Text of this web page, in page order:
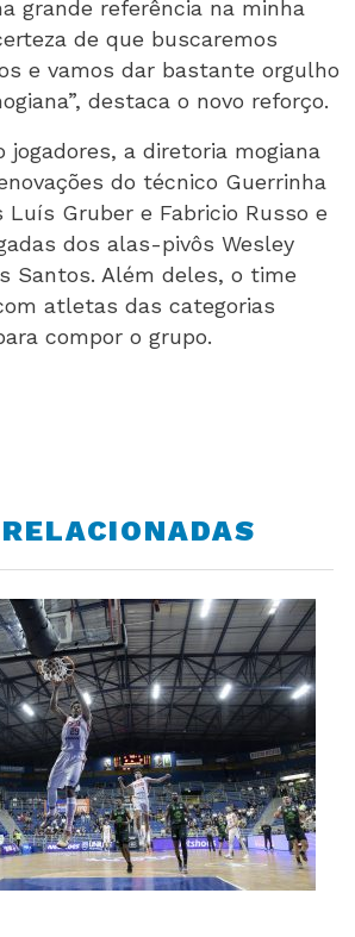
grande referência na minha
de que buscaremos
e vamos dar bastante orgulho
destaca o novo reforço.
jogadores, a diretoria mogiana
do técnico Guerrinha
Gruber e Fabricio Russo e
dos alas-pivôs Wesley
Santos. Além deles, o time
atletas das categorias
compor o grupo.